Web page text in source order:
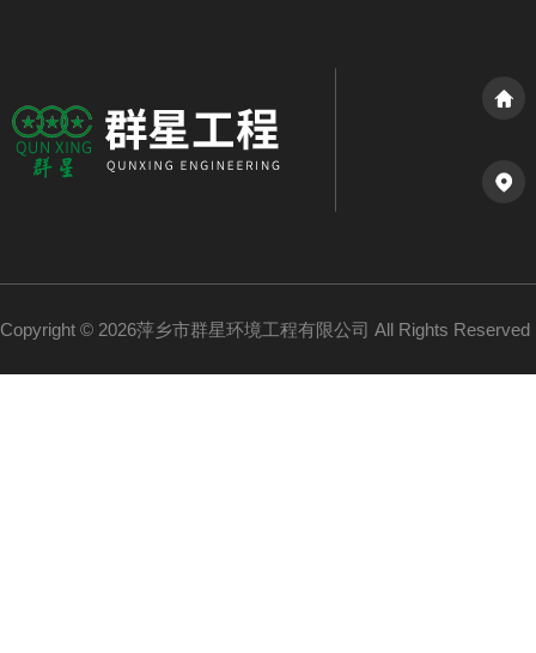
Copyright © 2026萍乡市群星环境工程有限公司 All Rights